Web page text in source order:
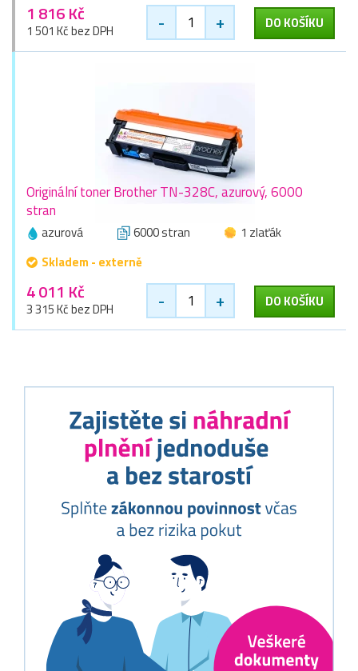
1 816 Kč
1 501 Kč bez DPH - + DO KOŠÍKU
Originální toner Brother TN-328C, azurový, 6000
stran
azurová 6000 stran
1 zlaťák
Skladem - externě
4 011 Kč
3 315 Kč bez DPH - + DO KOŠÍKU